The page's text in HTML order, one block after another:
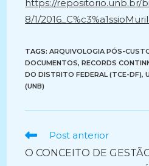
https://repositorio.unb.br/
8/1/
TAGS:ARQUIVOLOGIA PÓS-
DOCUMENTOS, RECORDS
DO DISTRITO FEDERAL (TCE-DF),
(UNB)
Ler
artigos
Post anterior
O CONCEITO DE